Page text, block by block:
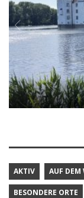
AKTIV AUF DEM
BESONDERE ORTE